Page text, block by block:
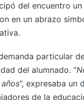
del encuentro
en un abrazo
particular
del alumnado. “
”, expresaba un
de la